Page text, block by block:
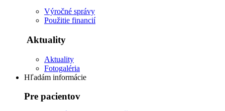
Výročné správy
Použitie financií
Aktuality
Aktuality
Fotogaléria
Hľadám informácie
Pre pacientov